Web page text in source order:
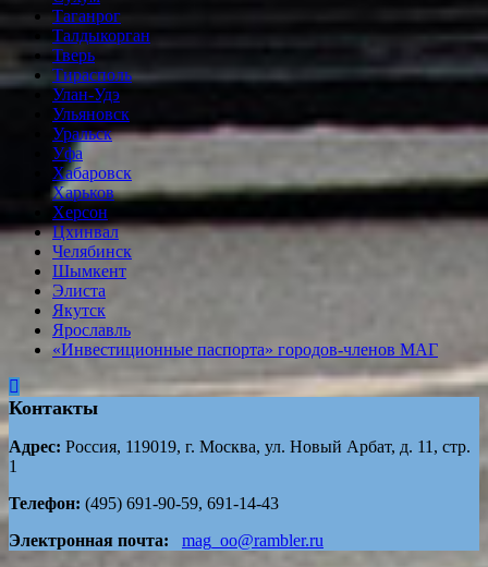
Таганрог
Tалдыкорган
Тверь
Тирасполь
Улан-Удэ
Ульяновск
Уральск
Уфа
Хабаровск
Харьков
Херсон
Цхинвал
Челябинск
Шымкент
Элиста
Якутск
Ярославль
«Инвестиционные паспорта» городов-членов МАГ
Контакты
Адрес: Россия, 119019, г. Москва, ул. Новый Арбат, д. 11, стр.
1
Телефон: (495) 691-90-59, 691-14-43
Электронная почта:
mag_oo@rambler.ru